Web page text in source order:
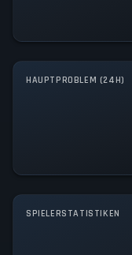
HAUPTPROBLEM (24H)
SPIELERSTATISTIKEN